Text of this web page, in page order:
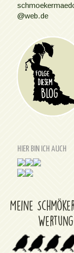
@web.de
HIER BIN ICH AUCH